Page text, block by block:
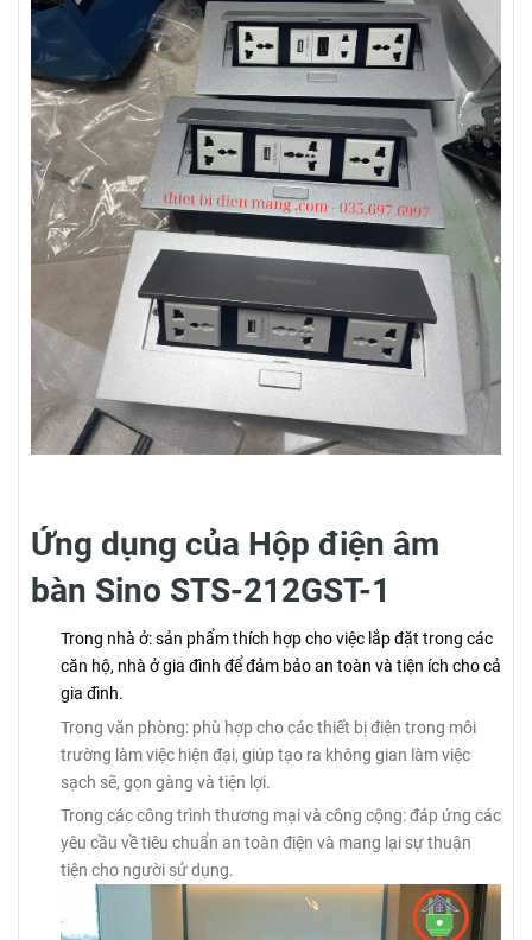
Ứng dụng của Hộp điện âm
bàn Sino STS-212GST-1
Trong nhà ở: sản phẩm thích hợp cho việc lắp đặt trong các
căn hộ, nhà ở gia đình để đảm bảo an toàn và tiện ích cho cả
gia đình.
Trong văn phòng: phù hợp cho các thiết bị điện trong môi
trường làm việc hiện đại, giúp tạo ra không gian làm việc
sạch sẽ, gọn gàng và tiện lợi.
Trong các công trình thương mại và công cộng: đáp ứng các
yêu cầu về tiêu chuẩn an toàn điện và mang lại sự thuận
tiện cho người sử dụng.